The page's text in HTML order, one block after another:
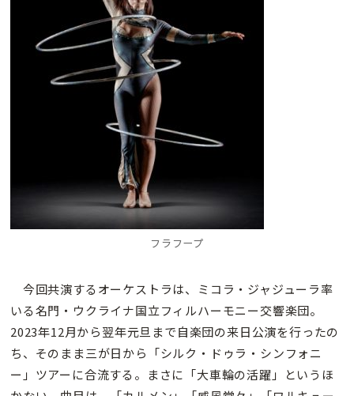
フラフープ
今回共演するオーケストラは、ミコラ・ジャジューラ率
いる名門・ウクライナ国立フィルハーモニー交響楽団。
2023年12月から翌年元旦まで自楽団の来日公演を行ったの
ち、そのまま三が日から「シルク・ドゥラ・シンフォニ
ー」ツアーに合流する。まさに「大車輪の活躍」というほ